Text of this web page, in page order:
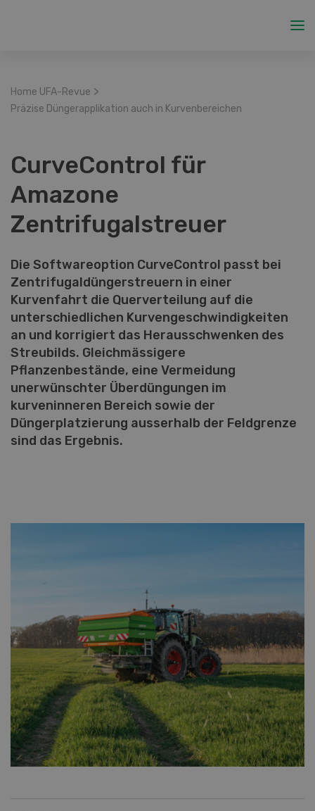
Home UFA-Revue >
Präzise Düngerapplikation auch in Kurvenbereichen
CurveControl für
Amazone
Zentrifugalstreuer
Die Softwareoption CurveControl passt bei
Zentrifugaldüngerstreuern in einer
Kurvenfahrt die Querverteilung auf die
unterschiedlichen Kurvengeschwindigkeiten
an und korrigiert das Herausschwenken des
Streubilds. Gleichmässigere
Pflanzenbestände, eine Vermeidung
unerwünschter Überdüngungen im
kurveninneren Bereich sowie der
Düngerplatzierung ausserhalb der Feldgrenze
sind das Ergebnis.